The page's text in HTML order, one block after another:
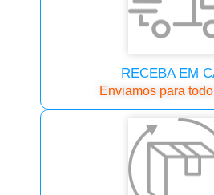
RECEBA EM
Enviamos para